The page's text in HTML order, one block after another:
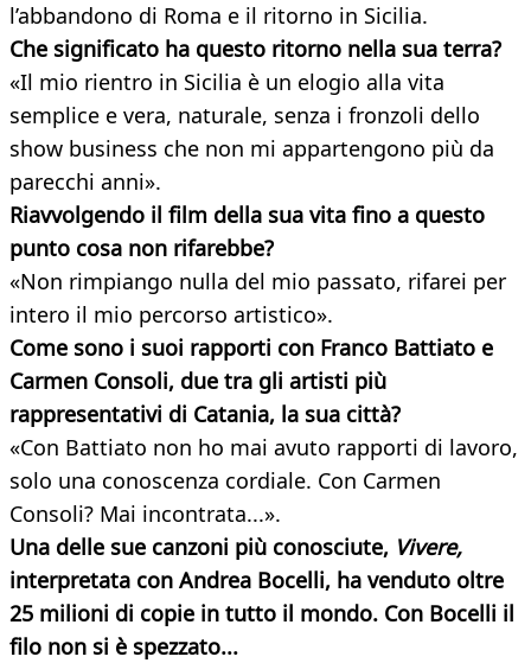
l’abbandono di Roma e il ritorno in Sicilia.
Che significato ha questo ritorno nella sua terra?
«Il mio rientro in Sicilia è un elogio alla vita
semplice e vera, naturale, senza i fronzoli dello
show business che non mi appartengono più da
parecchi anni».
Riavvolgendo il film della sua vita fino a questo
punto cosa non rifarebbe?
«Non rimpiango nulla del mio passato, rifarei per
intero il mio percorso artistico».
Come sono i suoi rapporti con Franco Battiato e
Carmen Consoli, due tra gli artisti più
rappresentativi di Catania, la sua città?
«Con Battiato non ho mai avuto rapporti di lavoro,
solo una conoscenza cordiale. Con Carmen
Consoli? Mai incontrata...».
Una delle sue canzoni più conosciute, Vivere,
interpretata con Andrea Bocelli, ha venduto oltre
25 milioni di copie in tutto il mondo. Con Bocelli il
filo non si è spezzato...